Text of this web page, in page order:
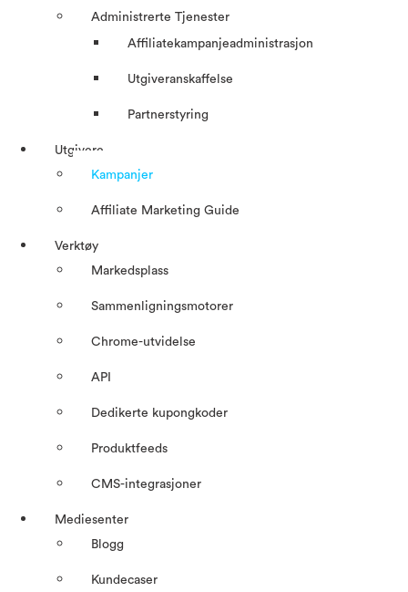
Administrerte Tjenester
Affiliatekampanjeadministrasjon
Utgiveranskaffelse
Partnerstyring
Utgivere
Kampanjer
Affiliate Marketing Guide
Verktøy
Markedsplass
Sammenligningsmotorer
Chrome-utvidelse
API
Dedikerte kupongkoder
Produktfeeds
CMS-integrasjoner
Mediesenter
Blogg
Kundecaser